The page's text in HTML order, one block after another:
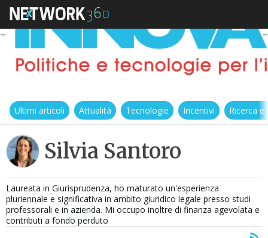
Ultimi articoli Attualità Tecnologie Incentivi Ricerca
Silvia Santoro
Laureata in Giurisprudenza, ho maturato un'esperienza
pluriennale e significativa in ambito giuridico legale presso studi
professorali e in azienda. Mi occupo inoltre di finanza agevolata e
contributi a fondo perduto